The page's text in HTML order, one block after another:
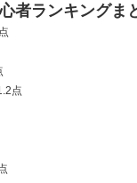
者ランキングま
点